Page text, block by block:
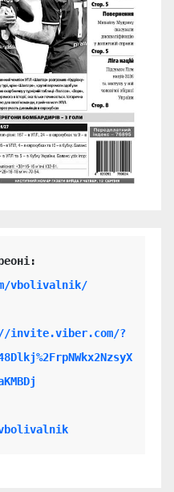
vbolivalnik/
invite.viber.com/?